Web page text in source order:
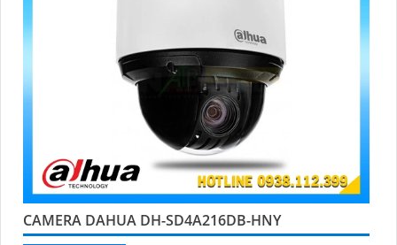
CAMERA DAHUA DH-SD4A216DB-HNY